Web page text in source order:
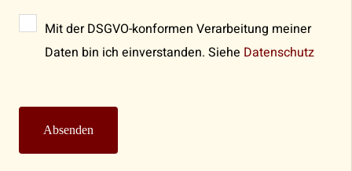
Mit der DSGVO-konformen Verarbeitung meiner
Daten bin ich einverstanden. Siehe Datenschutz